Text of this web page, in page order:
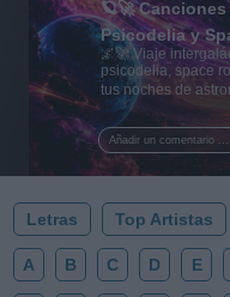
Añadir un comentario ...
🪐🚀
Psicodelia y
🌌🚀 Viaje
psicodelia, space
tus noches de
al firmamento y
esta colección
✨⭐
Letras Top Artistas
A B C D E